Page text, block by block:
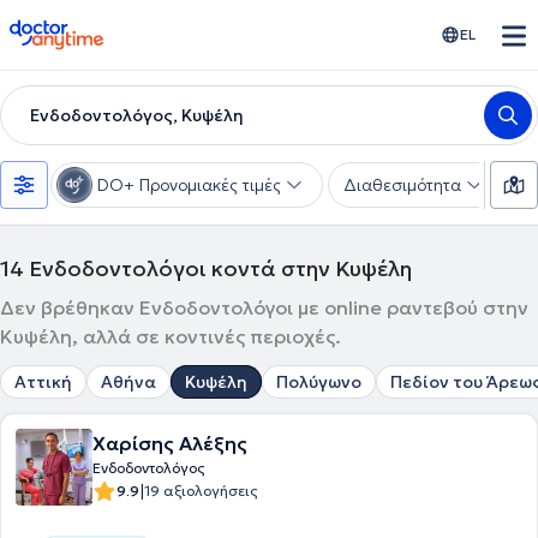
doctoranytime EL
Ενδοδοντολόγος, Κυψέλη
DO+ Προνομιακές τιμές Διαθεσιμότητα
14 Ενδοδοντολόγοι κοντά στην Κυψέλη
Δεν βρέθηκαν Ενδοδοντολόγοι με online ραντεβού στην
Κυψέλη, αλλά σε κοντινές περιοχές.
Αττική Αθήνα Κυψέλη Πολύγωνο Πεδίον του
Χαρίσης Αλέξης
Ενδοδοντολόγος
9.9|19 αξιολογήσεις